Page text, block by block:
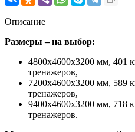
Описание
Размеры – на выбор:
4800х4600х3200 мм, 401
тренажеров,
7200х4600х3200 мм, 589
тренажеров,
9400х4600х3200 мм, 718
тренажеров.